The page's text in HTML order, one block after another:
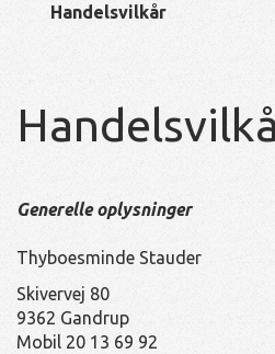
Handelsvilkår
Generelle oplysninger
Thyboesminde Stauder
Skivervej 80
9362 Gandrup
Mobil 20 13 69 92